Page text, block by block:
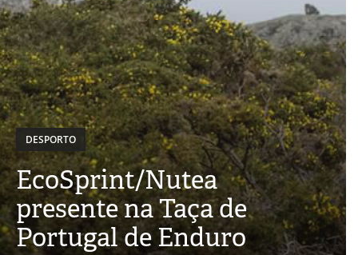
DESPORTO
EcoSprint/Nutea
presente na Taça de
Portugal de Enduro